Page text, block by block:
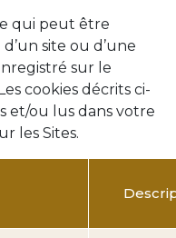
qui peut être
site ou d’une
sur le
cookies décrits ci-
et/ou lus dans votre
les Sites.